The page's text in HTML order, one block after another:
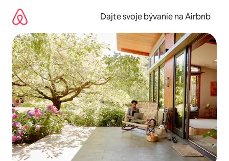
obsah.
Dajte svoje bývanie na Airbnb